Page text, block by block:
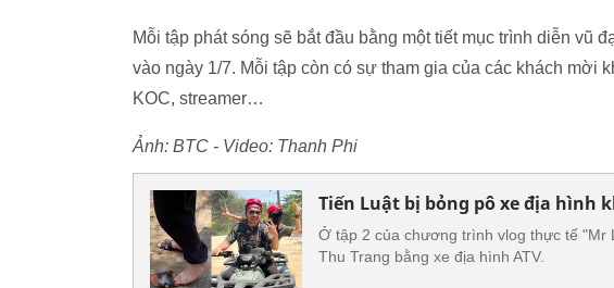
Mỗi tập phát sóng sẽ bắt đầu bằng một tiết mục trình diễn vũ
vào ngày 1/7. Mỗi tập còn có sự tham gia của các khách mời
KOC, streamer…
Ảnh: BTC - Video: Thanh Phi
Tiến Luật bị bỏng pô xe địa hình
Ở tập 2 của chương trình vlog thực tế "Mr
Thu Trang bằng xe địa hình ATV.